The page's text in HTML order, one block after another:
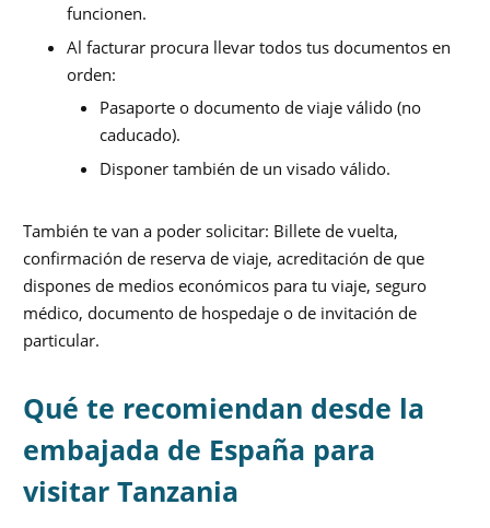
funcionen.
Al facturar procura llevar todos tus documentos en
orden:
Pasaporte o documento de viaje válido (no
caducado).
Disponer también de un visado válido.
También te van a poder solicitar: Billete de vuelta,
confirmación de reserva de viaje, acreditación de que
dispones de medios económicos para tu viaje, seguro
médico, documento de hospedaje o de invitación de
particular.
Qué te recomiendan desde la
embajada de España para
visitar Tanzania